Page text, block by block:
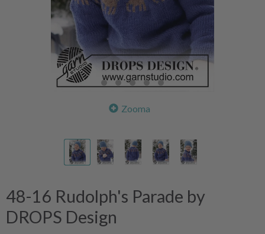
Zooma
48-16 Rudolph's Parade by
DROPS Design